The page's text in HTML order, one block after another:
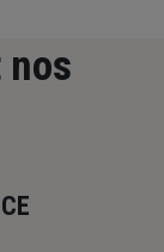
nos